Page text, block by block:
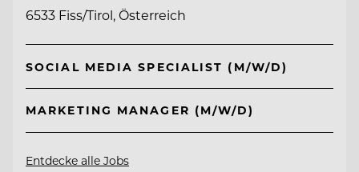
6533 Fiss/Tirol, Österreich
SOCIAL MEDIA SPECIALIST (M/W/D)
MARKETING MANAGER (M/W/D)
Entdecke alle Jobs